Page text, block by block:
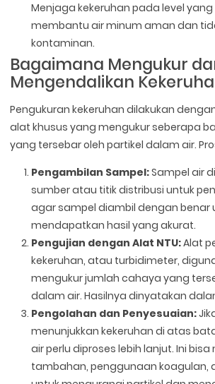
Menjaga kekeruhan pada level
membantu air minum aman dan
kontaminan.
Bagaimana Mengukur
Mengendalikan
Pengukuran kekeruhan dilakukan
alat khusus yang mengukur seberapa
yang tersebar oleh partikel dalam air.
Pengambilan Sampel:Sampel air
sumber atau titik distribusi untuk
agar sampel diambil dengan benar
mendapatkan hasil yang akurat.
Pengujian dengan Alat NTU:Alat
kekeruhan, atau turbidimeter,
mengukur jumlah cahaya yang
dalam air. Hasilnya dinyatakan
Pengolahan dan Penyesuaian:
menunjukkan kekeruhan di atas
air perlu diproses lebih lanjut. Ini
tambahan, penggunaan koagulan,